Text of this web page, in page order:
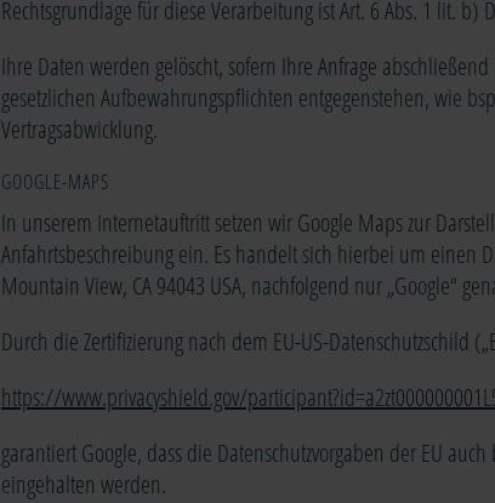
Rechtsgrundlage für diese Verarbeitung ist Art. 6 Abs. 1 lit. b)
Ihre Daten werden gelöscht, sofern Ihre Anfrage
gesetzlichen Aufbewahrungspflichten entgegenstehen, wie
Vertragsabwicklung.
GOOGLE-MAPS
In unserem Internetauftritt setzen wir Google Maps zur
Anfahrtsbeschreibung ein. Es handelt sich hierbei um einen
Mountain View, CA 94043 USA, nachfolgend nur „Google“
Durch die Zertifizierung nach dem EU-US-Datenschutzschild
https://www.privacyshield.gov/
garantiert Google, dass die Datenschutzvorgaben der EU
eingehalten werden.